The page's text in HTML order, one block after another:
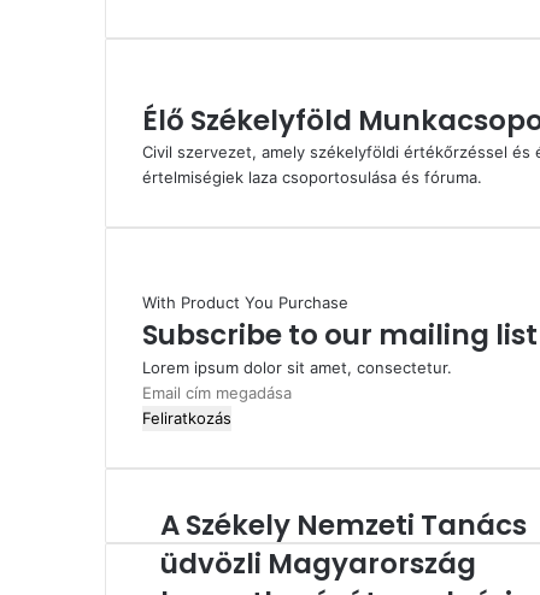
ben
Élő Székelyföld
Civil szervezet, amely székelyföldi értékőrzéssel
értelmiségiek laza csoportosulása és fóruma.
With Product You Purchase
Subscribe to our mailing
Lorem ipsum dolor sit amet, consectetur.
Email
cím
A
Székely
Nemzeti
A Székely Nemzeti Tanács
üdvözli Magyarország